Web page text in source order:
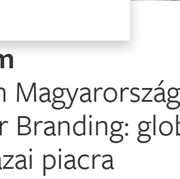
Branding:
piacra